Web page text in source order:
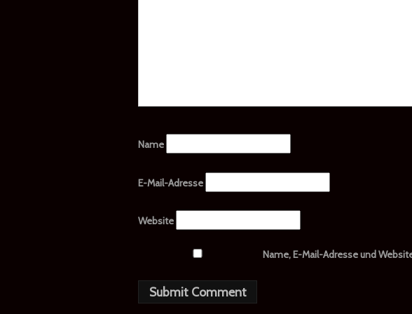
Name
E-Mail-Adresse
Website
Name, E-Mail-Adresse und